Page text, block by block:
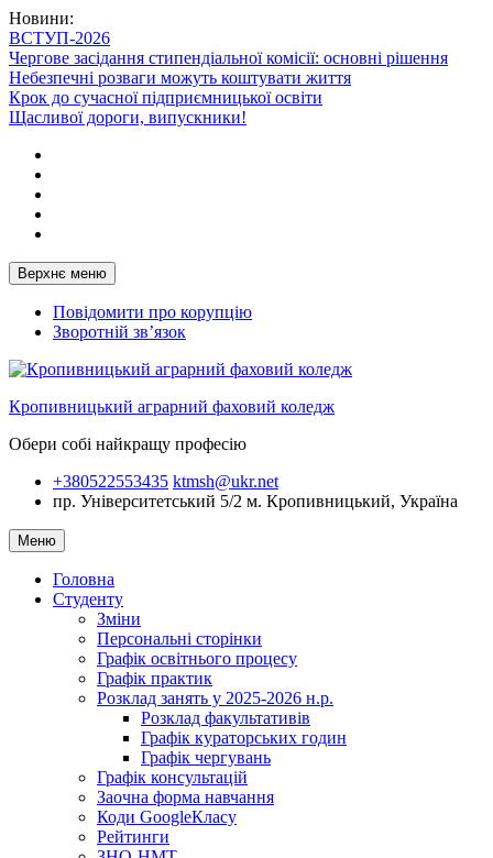
Перейти
до
вмісту
Новини:
ВСТУП-2026
Чергове засідання стипендіальної комісії: основні рішення
Небезпечні розваги можуть коштувати життя
Крок до сучасної підприємницької освіти
Щасливої дороги, випускники!
Верхнє меню
Повідомити про корупцію
Зворотній зв’язок
Кропивницький аграрний фаховий коледж
Обери собі найкращу професію
+380522553435 ktmsh@ukr.net
пр. Університетський 5/2 м. Кропивницький, Україна
Меню
Головна
Студенту
Зміни
Персональні сторінки
Графік освітнього процесу
Графік практик
Розклад занять у 2025-2026 н.р.
Розклад факультативів
Графік кураторських годин
Графік чергувань
Графік консультацій
Заочна форма навчання
Коди GoogleКласу
Рейтинги